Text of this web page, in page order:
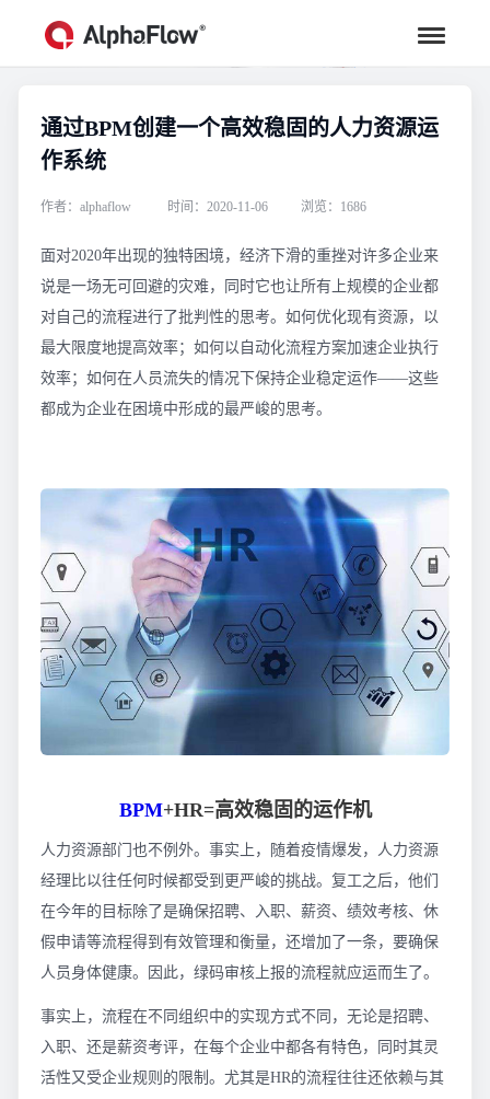
行业资讯
汇聚行业专家观点，助力流程更高效
通过BPM创建一个高效稳固的人力资源运
作系统
作者：alphaflow 时间：2020-11-06 浏览：1686
面对2020年出现的独特困境，经济下滑的重挫对许多企业来
说是一场无可回避的灾难，同时它也让所有上规模的企业都
对自己的流程进行了批判性的思考。如何优化现有资源，以
最大限度地提高效率；如何以自动化流程方案加速企业执行
效率；如何在人员流失的情况下保持企业稳定运作——这些
都成为企业在困境中形成的最严峻的思考。
BPM+HR=高效稳固的运作机
人力资源部门也不例外。事实上，随着疫情爆发，人力资源
经理比以往任何时候都受到更严峻的挑战。复工之后，他们
在今年的目标除了是确保招聘、入职、薪资、绩效考核、休
假申请等流程得到有效管理和衡量，还增加了一条，要确保
人员身体健康。因此，绿码审核上报的流程就应运而生了。
事实上，流程在不同组织中的实现方式不同，无论是招聘、
入职、还是薪资考评，在每个企业中都各有特色，同时其灵
活性又受企业规则的限制。尤其是HR的流程往往还依赖与其